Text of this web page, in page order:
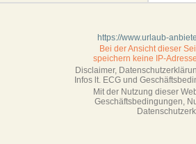
https://www.urlaub-
Bei der Ansicht dieser
speichern keine IP-Adresse
Disclaimer,
Infos lt. ECG und
Mit der Nutzung dieser
Geschäftsbedin­gungen,